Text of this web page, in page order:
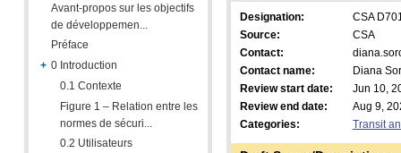
Avant-propos sur les objectifs
de développemen...
Préface
+ 0 Introduction
0.1 Contexte
Figure 1 – Relation entre les
normes de sécuri...
0.2 Utilisateurs
Designation:
CSA
Source:
CSA
Contact:
Contact name:
Diana
Review start date:
Jun 10,
Review end date:
Aug 9,
Categories:
Transit